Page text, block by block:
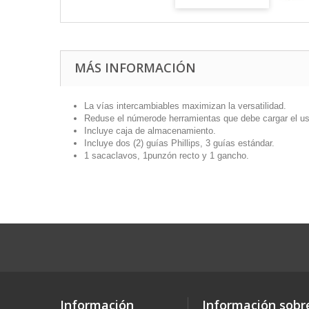
MÁS INFORMACIÓN
La vías intercambiables maximizan la versatilidad.
Reduse el númerode herramientas que debe cargar el
Incluye caja de almacenamiento.
Incluye dos (2) guías Phillips, 3 guías estándar.
1 sacaclavos, 1punzón recto y 1 gancho.
Información Información